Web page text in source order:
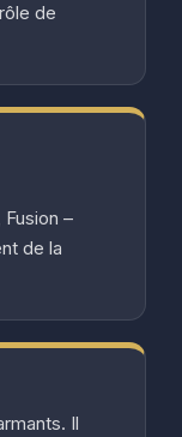
de
–
de la
Il